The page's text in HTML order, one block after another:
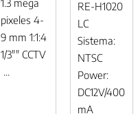
1.3 mega
pixeles 4-
9 mm 1:1:4
1/3"" CCTV
...
RE-H1020
LC
Sistema:
NTSC
Power:
DC12V/400
mA